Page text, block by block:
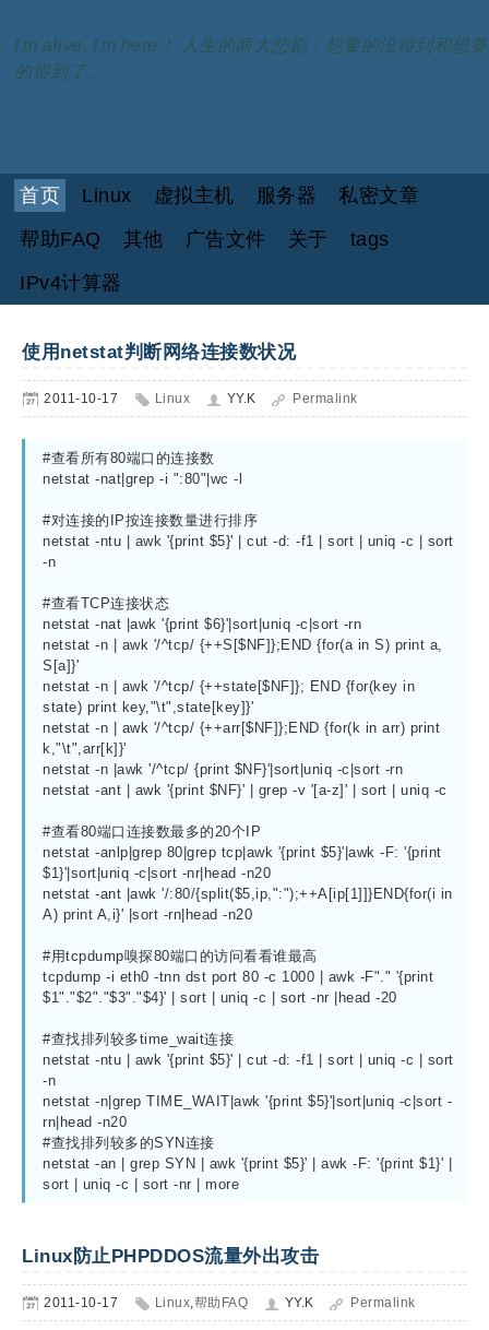
I'm alive, I'm here！ 人生的两大悲剧：想要的没得到和想要
的得到了。
首页 Linux 虚拟主机 服务器
私密文章
帮助FAQ
其他 广告文件 关于
tags
IPv4计算器
使用netstat判断网络连接数状况
2011-10-17 Linux YY.K Permalink
#查看所有80端口的连接数
netstat -nat|grep -i ":80"|wc -l
#对连接的IP按连接数量进行排序
netstat -ntu | awk '{print $5}' | cut -d: -f1 | sort | uniq -c | sort
-n
#查看TCP连接状态
netstat -nat |awk '{print $6}'|sort|uniq -c|sort -rn
netstat -n | awk '/^tcp/ {++S[$NF]};END {for(a in S) print a,
S[a]}'
netstat -n | awk '/^tcp/ {++state[$NF]}; END {for(key in
state) print key,"\t",state[key]}'
netstat -n | awk '/^tcp/ {++arr[$NF]};END {for(k in arr) print
k,"\t",arr[k]}'
netstat -n |awk '/^tcp/ {print $NF}'|sort|uniq -c|sort -rn
netstat -ant | awk '{print $NF}' | grep -v '[a-z]' | sort | uniq -c
#查看80端口连接数最多的20个IP
netstat -anlp|grep 80|grep tcp|awk '{print $5}'|awk -F: '{print
$1}'|sort|uniq -c|sort -nr|head -n20
netstat -ant |awk '/:80/{split($5,ip,":");++A[ip[1]]}END{for(i in
A) print A,i}' |sort -rn|head -n20
#用tcpdump嗅探80端口的访问看看谁最高
tcpdump -i eth0 -tnn dst port 80 -c 1000 | awk -F"." '{print
$1"."$2"."$3"."$4}' | sort | uniq -c | sort -nr |head -20
#查找排列较多time_wait连接
netstat -ntu | awk '{print $5}' | cut -d: -f1 | sort | uniq -c | sort
-n
netstat -n|grep TIME_WAIT|awk '{print $5}'|sort|uniq -c|sort -
rn|head -n20
#查找排列较多的SYN连接
netstat -an | grep SYN | awk '{print $5}' | awk -F: '{print $1}' |
Linux防止PHPDDOS流量外出攻击
2011-10-17 Linux,帮助FAQ YY.K Permalink